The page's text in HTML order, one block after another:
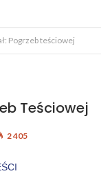
Pogrzeb teściowej
Teściowej
2 405